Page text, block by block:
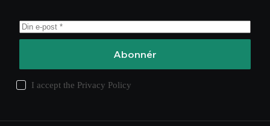
Abonnér
I accept the Privacy Policy